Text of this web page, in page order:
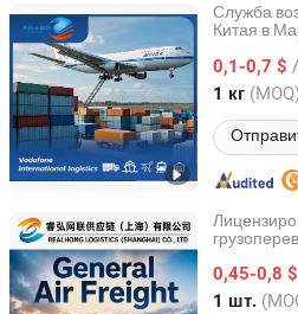
Служба
Китая в
из Китая
0,1-0,7 $
1 кг (MOQ)
Shenzhen Vodafone
Ltd.
Guangdong, China
0,45-0,8 $
1 шт.
Realhong Logistics (Shanghai)
Shanghai, China с